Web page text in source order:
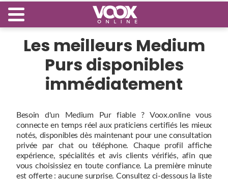
Les meilleurs Medium
Purs disponibles
immédiatement
Besoin d'un Medium Pur fiable ? Voox.online vous
connecte en temps réel aux praticiens certifiés les mieux
notés, disponibles dès maintenant pour une consultation
privée par chat ou téléphone. Chaque profil affiche
expérience, spécialités et avis clients vérifiés, afin que
vous choisissiez en toute confiance. La première minute
est offerte : aucune surprise. Consultez ci‑dessous la liste